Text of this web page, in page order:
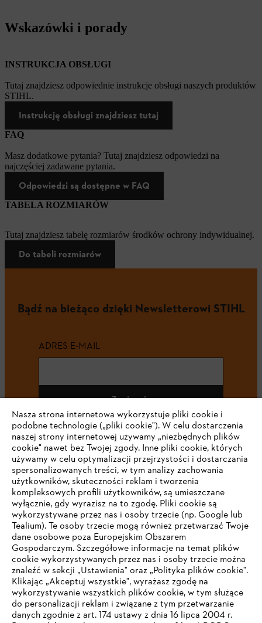
Wskazówki i porady
INSTRUKCJA OBSŁUGI
Tutaj znajdziesz odpowiednie instrukcje obsługi naszych produktów
STIHL.
Instrukcję obsługi znajdziesz tutaj
FAQ
Masz dodatkowe pytania? Tutaj znajdziesz odpowiedzi na
najczęściej zadawane pytania.
Odpowiedzi są dostępne w FAQ
TABELA ROZMIARÓW
Tutaj znajdziesz tabelę rozmiarów środków ochrony indywidualnej.
Do tabeli rozmiarów
Bądź na bieżąco dzięki Newsletterowi STIHL
ADRES E-MAIL
Zapisz się
#STIHL
Firma
STIHL FAQ
Nasza strona internetowa wykorzystuje pliki cookie i
podobne technologie („pliki cookie"). W celu dostarczenia
naszej strony internetowej używamy „niezbędnych plików
cookie" nawet bez Twojej zgody. Inne pliki cookie, których
używamy w celu optymalizacji przejrzystości i dostarczania
spersonalizowanych treści, w tym analizy zachowania
użytkowników, skuteczności reklam i tworzenia
kompleksowych profili użytkowników, są umieszczane
wyłącznie, gdy wyrazisz na to zgodę. Pliki cookie są
wykorzystywane przez nas i osoby trzecie (np. Google lub
Tealium). Te osoby trzecie mogą również przetwarzać Twoje
dane osobowe poza Europejskim Obszarem
Gospodarczym. Szczegółowe informacje na temat plików
cookie wykorzystywanych przez nas i osoby trzecie można
znaleźć w sekcji „Ustawienia" oraz „Polityka plików cookie".
Klikając „Akceptuj wszystkie", wyrażasz zgodę na
wykorzystywanie wszystkich plików cookie, w tym służące
do personalizacji reklam i związane z tym przetwarzanie
danych zgodnie z art. 174 ustawy z dnia 16 lipca 2004 r.